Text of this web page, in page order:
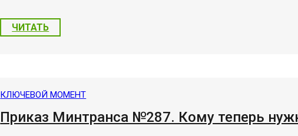
ЧИТАТЬ
КЛЮЧЕВОЙ МОМЕНТ
Приказ Минтранса №287. Кому теперь